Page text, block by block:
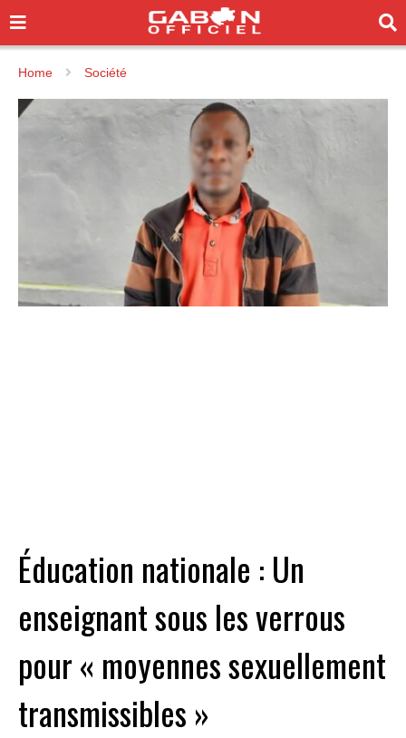
Home Société
Éducation nationale : Un
enseignant sous les verrous
pour « moyennes sexuellement
transmissibles »